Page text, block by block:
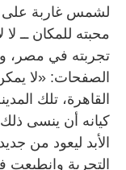
لشمس غاربة
محبته للمكان ــ
تجربته في مصر،
الصفحات: «لا
القاهرة، تلك
كيانه أن ينسى
الأبد ليعود من
التجربة وانطبعت